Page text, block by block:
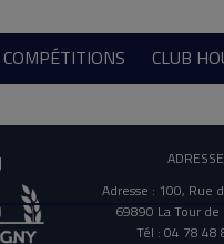
COMPÉTITIONS CLUB
ADRESSE
Adresse : 100, Rue
69890 La Tour de
Tél : 04 78 48